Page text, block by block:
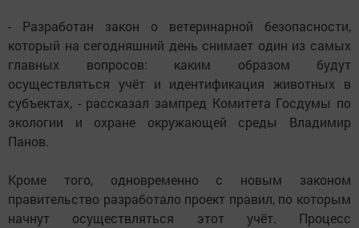
- Разработан закон о ветеринарной безопасности,
который на сегодняшний день снимает один из самых
главных вопросов: каким образом будут
осуществляться учёт и идентификация животных в
субъектах, - рассказал зампред Комитета Госдумы по
экологии и охране окружающей среды Владимир
Панов.
Кроме того, одновременно с новым законом
правительство разработало проект правил, по которым
начнут осуществляться этот учёт. Процесс